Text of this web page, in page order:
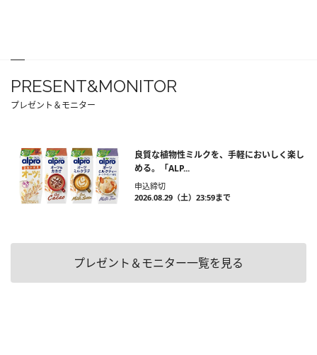
PRESENT&MONITOR
プレゼント＆モニター
良質な植物性ミルクを、手軽においしく楽し
める。「ALP...
申込締切
2026.08.29（土）23:59まで
プレゼント＆モニター一覧を見る